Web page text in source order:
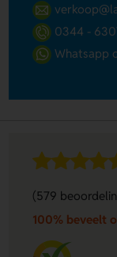
0344 -
Whatsapp
(579
100% beveelt